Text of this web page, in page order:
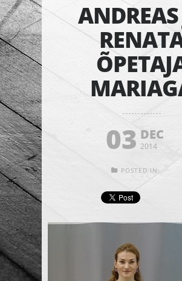
03 DEC
2014
POSTED IN: